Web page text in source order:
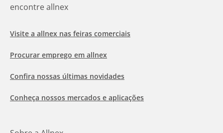
encontre allnex
Visite a allnex nas feiras comerciais
Procurar emprego em allnex
Confira nossas últimas novidades
Conheça nossos mercados e aplicações